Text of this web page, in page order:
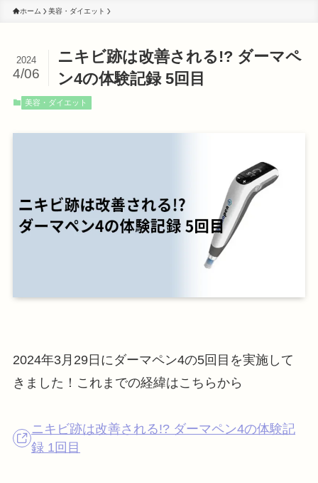
ホーム 美容・ダイエット
ニキビ跡は改善される!? ダーマペ
ン4の体験記録 5回目
2024
4/06
美容・ダイエット
2024年3月29日にダーマペン4の5回目を実施して
きました！これまでの経緯はこちらから
ニキビ跡は改善される!? ダーマペン4の体験記
録 1回目